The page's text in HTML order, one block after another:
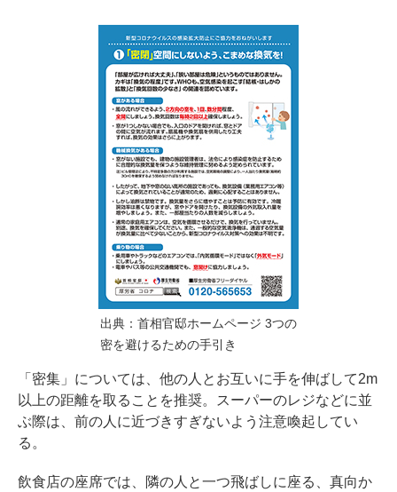
出典：首相官邸ホームページ 3つの
密を避けるための手引き
「密集」については、他の人とお互いに手を伸ばして2m
以上の距離を取ることを推奨。スーパーのレジなどに並
ぶ際は、前の人に近づきすぎないよう注意喚起してい
る。
飲食店の座席では、隣の人と一つ飛ばしに座る、真向か